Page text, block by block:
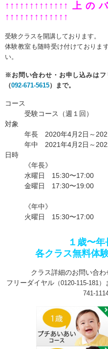
↑↑↑↑↑↑↑↑↑↑↑↑↑上
↑↑↑↑↑↑↑↑↑↑↑↑↑
受験クラスを開講しております。
体験教室も随時受け付けておりま
い。
※ お問い合わせ・お申し込みは
（092-671-5615）まで。
コース
受験コース（週１回）
対象
年長 2020年4月2日～
年中 2021年4月2日～
日時
《年長》
水曜日 15:30〜17:00
金曜日 17:30〜19:00
《年中》
火曜日 15:30〜17:00
１歳〜
各クラス無料体
クラス詳細のお問い合
フリーダイヤル （0120-115-181）
741-1114